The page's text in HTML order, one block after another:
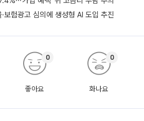
보험광고 심의에 생성형 AI 도입 추진
좋아요
0
화나요
0